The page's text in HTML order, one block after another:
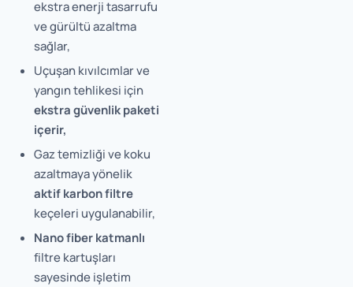
ekstra enerji tasarrufu
ve gürültü azaltma
sağlar,
Uçuşan kıvılcımlar ve
yangın tehlikesi için
ekstra güvenlik paketi
içerir,
Gaz temizliği ve koku
azaltmaya yönelik
aktif karbon filtre
keçeleri uygulanabilir,
Nano fiber katmanlı
filtre kartuşları
sayesinde işletim